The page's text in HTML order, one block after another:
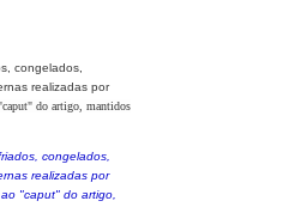
congelados,
realizadas por
do artigo, mantidos
congelados,
realizadas por
"caput" do artigo,